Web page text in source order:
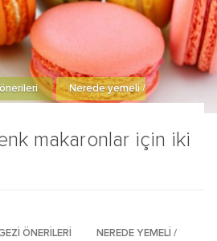
makaronlar için iki
Nerede yemeli /
ÖNERILERI
NEREDE YEMELI /